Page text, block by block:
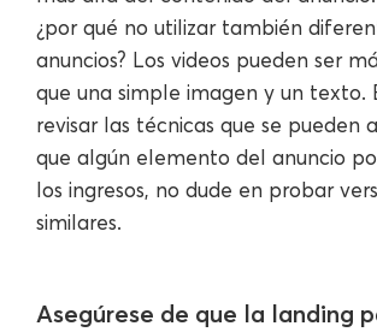
¿por qué no utilizar también
anuncios? Los videos pueden ser
que una simple imagen y un texto.
revisar las técnicas que se pueden
que algún elemento del anuncio
los ingresos, no dude en probar
similares.
Asegúrese de que la landing